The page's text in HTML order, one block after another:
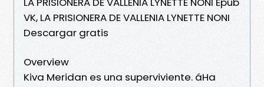
VK, LA PRISIONERA DE VALLENIA LYNETTE NONI
Descargar gratis
Overview
Kiva Meridan es una superviviente. áHa